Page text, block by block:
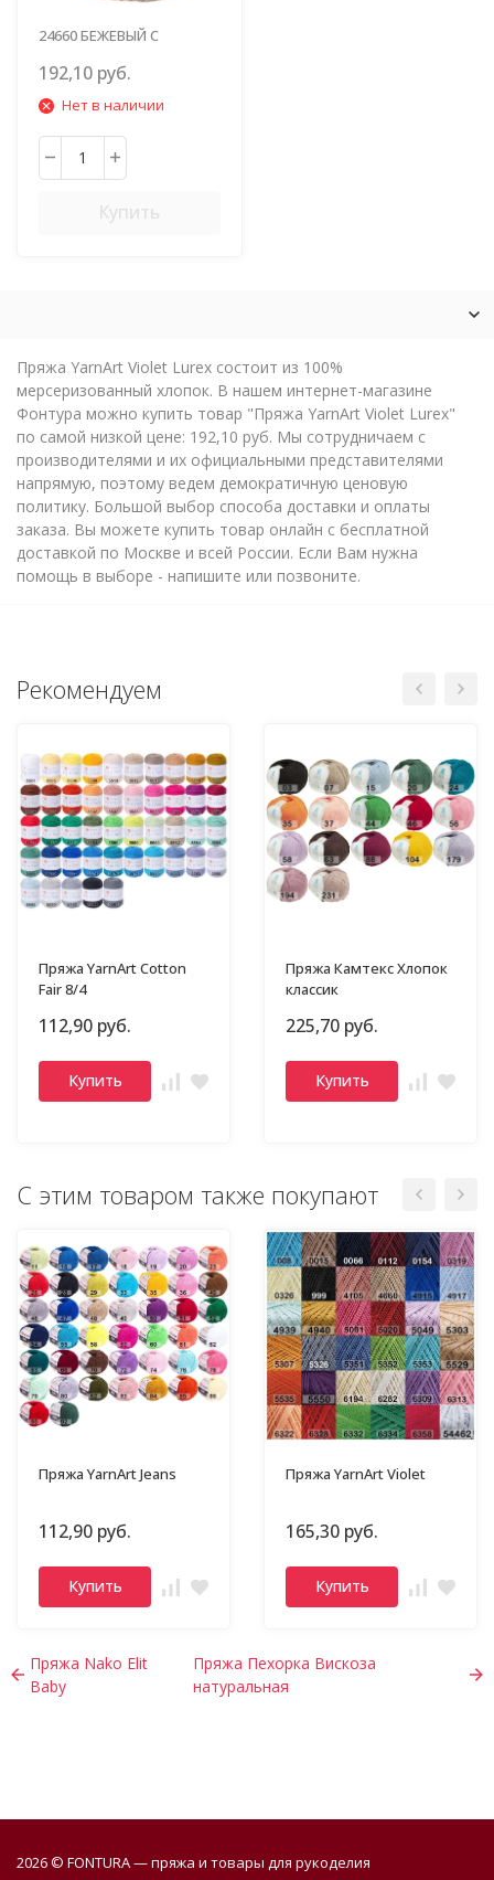
24660 БЕЖЕВЫЙ С
192,10 руб.
Нет в наличии
Купить
Пряжа YarnArt Violet Lurex состоит из 100%
мерсеризованный хлопок. В нашем интернет-магазине
Фонтура можно купить товар "Пряжа YarnArt Violet Lurex"
по самой низкой цене: 192,10 руб. Мы сотрудничаем с
производителями и их официальными представителями
напрямую, поэтому ведем демократичную ценовую
политику. Большой выбор способа доставки и оплаты
заказа. Вы можете купить товар онлайн с бесплатной
доставкой по Москве и всей России. Если Вам нужна
помощь в выборе - напишите или позвоните.
Рекомендуем
Пряжа YarnArt Cotton
Fair 8/4
112,90 руб.
Купить
Пряжа Камтекс Хлопок
классик
225,70 руб.
Купить
С этим товаром также покупают
Пряжа YarnArt Jeans
112,90 руб.
Купить
Пряжа YarnArt Violet
165,30 руб.
Купить
Пряжа Nako Elit
Baby
Пряжа Пехорка Вискоза
натуральная
2026 © FONTURA — пряжа и товары для рукоделия